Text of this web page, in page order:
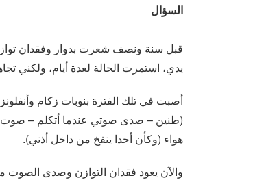
السؤال
قبل سنة ونصف شعرت بدوار وفقدان
يدي، استمرت الحالة لعدة أيام، ولكني
أصبت في تلك الفترة بنوبات زكام
(طنين – صدى صوتي عندما أتكلم – صوت
هواء (وكأن أحدا ينفخ من داخل أذني).
والآن يعود فقدان التوازن وصدى